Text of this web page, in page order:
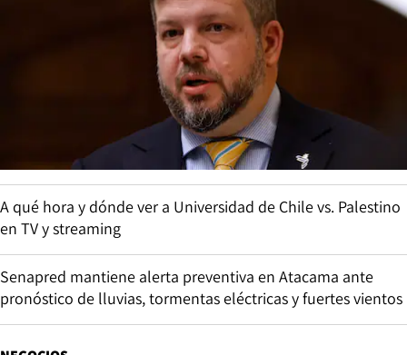
A qué hora y dónde ver a Universidad de Chile vs. Palestino
en TV y streaming
Senapred mantiene alerta preventiva en Atacama ante
pronóstico de lluvias, tormentas eléctricas y fuertes vientos